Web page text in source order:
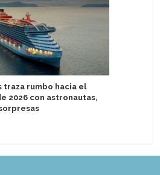
traza rumbo hacia el
2026 con astronautas,